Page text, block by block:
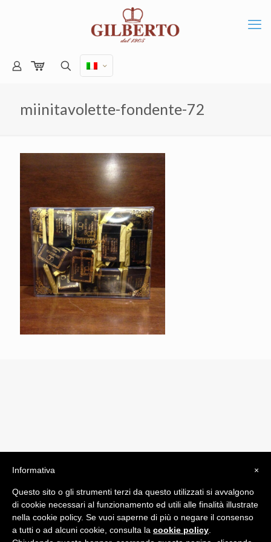
miinitavolette-fondente-72
byComunicatori su Misura srl
Termini e Condizioni di Vendita - Terms and Conditions
ITA:
×
Informativa
Questo sito o gli strumenti terzi da questo utilizzati si avvalgono
di cookie necessari al funzionamento ed utili alle finalità illustrate
nella cookie policy. Se vuoi saperne di più o negare il consenso
a tutti o ad alcuni cookie, consulta la cookie policy